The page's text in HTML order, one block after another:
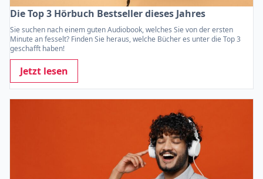
Die Top 3 Hörbuch Bestseller dieses Jahres
Sie suchen nach einem guten Audiobook, welches Sie von der ersten
Minute an fesselt? Finden Sie heraus, welche Bücher es unter die Top 3
geschafft haben!
Jetzt lesen